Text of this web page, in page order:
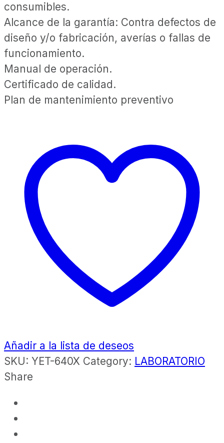
consumibles.
Alcance de la garantía: Contra defectos de
diseño y/o fabricación, averías o fallas de
funcionamiento.
Manual de operación.
Certificado de calidad.
Plan de mantenimiento preventivo
Añadir a la lista de deseos
SKU: YET-640X Category: LABORATORIO
Share